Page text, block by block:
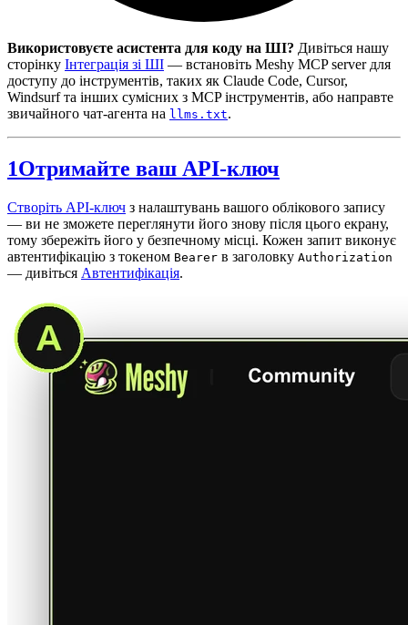
Використовуєте асистента для коду на ШІ? Дивіться нашу
сторінку Інтеграція зі ШІ — встановіть Meshy MCP server для
доступу до інструментів, таких як Claude Code, Cursor,
Windsurf та інших сумісних з MCP інструментів, або направте
звичайного чат-агента на llms.txt.
1Отримайте ваш API-ключ
Створіть API-ключ з налаштувань вашого облікового запису
— ви не зможете переглянути його знову після цього екрану,
тому збережіть його у безпечному місці. Кожен запит виконує
автентифікацію з токеном Bearer в заголовку Authorization
— дивіться Автентифікація.